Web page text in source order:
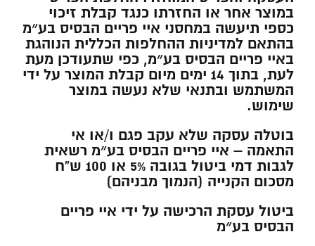
במוצר אחר או החזרתו כנגד קבלת זיכוי
כספי תיעשה במחסני איי פריים הבסיס בע״מ
בהתאם למדיניות ההחלפות הכללית הנוהגת
באיי פריים הבסיס בע״מ, כפי שתעודכן מעת
לעת, בתוך 14 ימים מיום קבלת המוצר על ידי
המשתמש ובתנאי שלא נעשה במוצר
שימוש.
בוטלה עסקה שלא עקב פגם ו/או אי
התאמה – איי פריים הבסיס בע״מ רשאית
לגבות דמי ביטול בגובה 5% או 100 ש”ח
מסכום הקנייה (הנמוך מבניהם)
ביטול עסקת הרכישה על ידי איי פריים
הבסיס בע״מ